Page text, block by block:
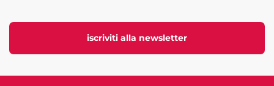
iscriviti alla newsletter